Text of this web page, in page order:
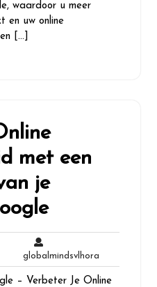
waardoor u meer
en uw online
[…]
met een
je
globalmindsvlhora
– Verbeter Je Online